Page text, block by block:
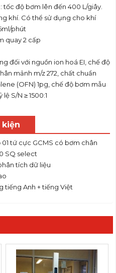
tốc độ bơm lên đến 400 L/giây.
khí. Có thể sử dụng cho khí
phút
quay 2 cấp
đối với nguồn ion hoá EI, chế độ
mảnh m/z 272, chất chuẩn
(OFN) 1pg, chế độ bơm mẫu
S/N ≥ 1500:1
kiện
tứ cực GCMS có bơm chân
SQ select
tích dữ liệu
tiếng Anh + tiếng Việt